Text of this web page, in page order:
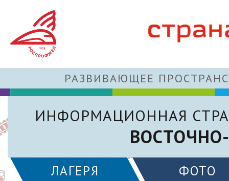
РАЗВИВАЮЩЕЕ
ИНФОРМАЦИОННАЯ
ЛАГЕРЯ ФОТО